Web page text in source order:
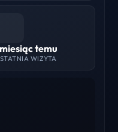
temu
WIZYTA